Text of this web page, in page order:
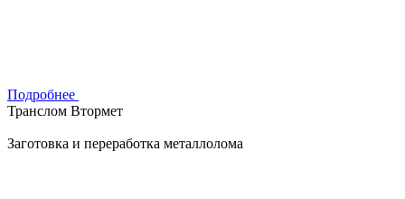
Подробнее
Транслом Втормет
Заготовка и переработка металлолома